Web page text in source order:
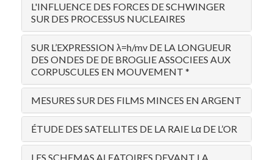
L'INFLUENCE DES FORCES DE SCHWINGER
SUR DES PROCESSUS NUCLEAIRES
SUR L’EXPRESSION λ=h/mv DE LA LONGUEUR
DES ONDES DE DE BROGLIE ASSOCIEES AUX
CORPUSCULES EN MOUVEMENT *
MESURES SUR DES FILMS MINCES EN ARGENT
ÉTUDE DES SATELLITES DE LA RAIE Lα DE L’OR
LES SCHEMAS ALEATOIRES DEVANT LA